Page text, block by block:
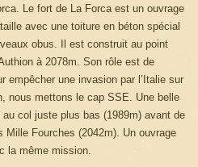
Le fort de La Forca est un ouvrage
avec une toiture en béton spécial
obus. Il est construit au point
à 2078m. Son rôle est de
empêcher une invasion par l’Italie sur
nous mettons le cap SSE. Une belle
col juste plus bas (1989m) avant de
Mille Fourches (2042m). Un ouvrage
la même mission.